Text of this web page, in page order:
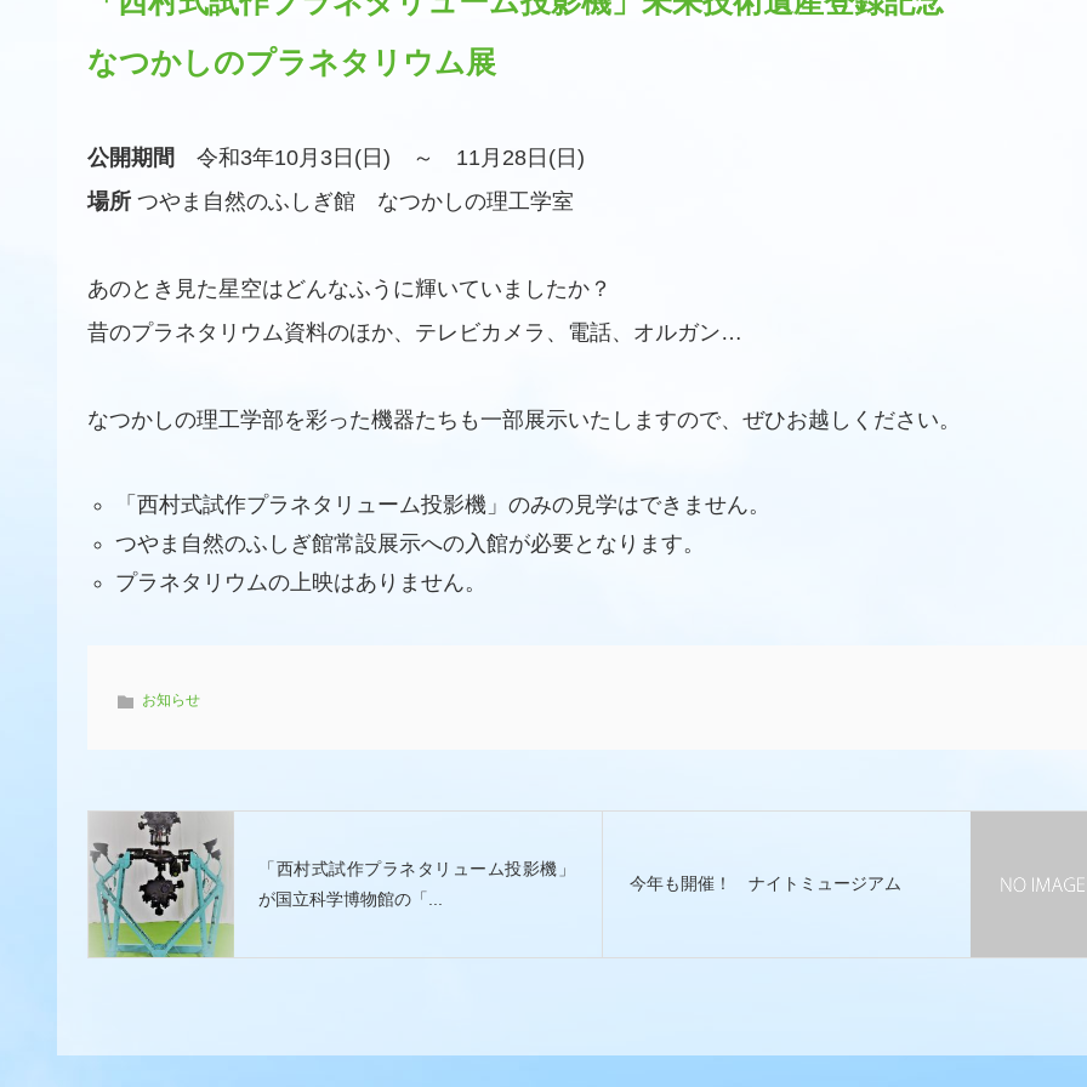
なつかしのプラネタリウム展
公開期間
令和3年10月3日(日) ～ 11月28日(日)
場所 つやま自然のふしぎ館 なつかしの理工学室
あのとき見た星空はどんなふうに輝いていましたか？
昔のプラネタリウム資料のほか、テレビカメラ、電話、オルガン…
なつかしの理工学部を彩った機器たちも一部展示いたしますので、ぜひお越しください。
「西村式試作プラネタリューム投影機」のみの見学はできません。
つやま自然のふしぎ館常設展示への入館が必要となります。
プラネタリウムの上映はありません。
お知らせ
「西村式試作プラネタリューム投影機」
が国立科学博物館の「...
今年も開催！ ナイトミュージアム